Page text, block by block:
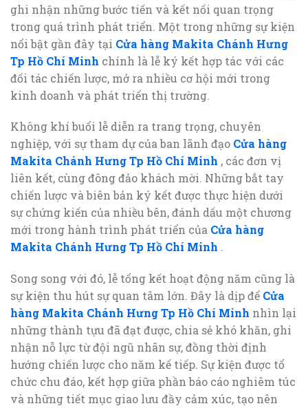
ghi nhận những bước tiến và kết nối quan trọng
trong quá trình phát triển. Một trong những sự kiện
nổi bật gần đây tại Cửa hàng Makita Chánh Hưng
Tp Hồ Chí Minh chính là lễ ký kết hợp tác với các
đối tác chiến lược, mở ra nhiều cơ hội mới trong
kinh doanh và phát triển thị trường.
Không khí buổi lễ diễn ra trang trọng, chuyên
nghiệp, với sự tham dự của ban lãnh đạo Cửa hàng
Makita Chánh Hưng Tp Hồ Chí Minh , các đơn vị
liên kết, cùng đông đảo khách mời. Những bắt tay
chiến lược và biên bản ký kết được thực hiện dưới
sự chứng kiến của nhiều bên, đánh dấu một chương
mới trong hành trình phát triển của Cửa hàng
Makita Chánh Hưng Tp Hồ Chí Minh .
Song song với đó, lễ tổng kết hoạt động năm cũng là
sự kiện thu hút sự quan tâm lớn. Đây là dịp để Cửa
hàng Makita Chánh Hưng Tp Hồ Chí Minh nhìn lại
những thành tựu đã đạt được, chia sẻ khó khăn, ghi
nhận nỗ lực từ đội ngũ nhân sự, đồng thời định
hướng chiến lược cho năm kế tiếp. Sự kiện được tổ
chức chu đáo, kết hợp giữa phần báo cáo nghiêm túc
và những tiết mục giao lưu đầy cảm xúc, tạo nên